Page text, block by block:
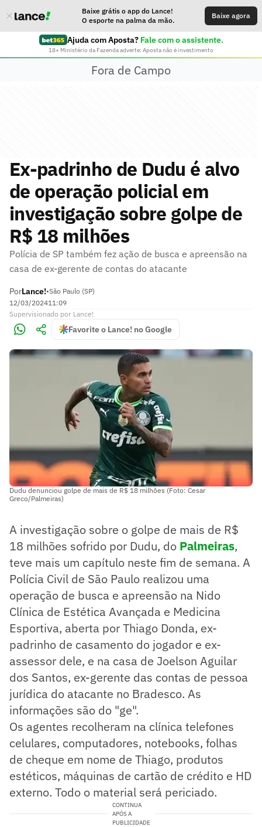
Baixe grátis o app do Lance!
O esporte na palma da mão.
Baixe agora
Ajuda com Aposta? Fale com o assistente.
18+ Ministério da Fazenda adverte: Aposta não é investimento
Fora de Campo
Ex-padrinho de Dudu é alvo
de operação policial em
investigação sobre golpe de
R$ 18 milhões
Polícia de SP também fez ação de busca e apreensão na
casa de ex-gerente de contas do atacante
PorLance!•São Paulo (SP)
12/03/202411:09
Supervisionado por Lance!
Favorite o Lance! no Google
Dudu denunciou golpe de mais de R$ 18 milhões (Foto: Cesar
Greco/Palmeiras)
A investigação sobre o golpe de mais de R$
18 milhões sofrido por Dudu, do Palmeiras,
teve mais um capítulo neste fim de semana. A
Polícia Civil de São Paulo realizou uma
operação de busca e apreensão na Nido
Clínica de Estética Avançada e Medicina
Esportiva, aberta por Thiago Donda, ex-
padrinho de casamento do jogador e ex-
assessor dele, e na casa de Joelson Aguilar
dos Santos, ex-gerente das contas de pessoa
jurídica do atacante no Bradesco. As
informações são do "ge".
Os agentes recolheram na clínica telefones
celulares, computadores, notebooks, folhas
de cheque em nome de Thiago, produtos
estéticos, máquinas de cartão de crédito e HD
externo. Todo o material será periciado.
CONTINUA
APÓS A
PUBLICIDADE